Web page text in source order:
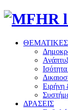
ΘΕΜΑΤΙΚΕΣ
Ειρήνη
ΔΡΑΣΕΙΣ